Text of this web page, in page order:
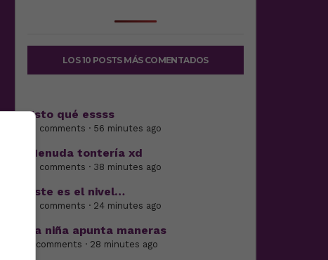
LOS 10 POSTS MÁS COMENTADOS
Esto qué essss
17 comments · 56 minutes ago
Menuda tontería xd
10 comments · 38 minutes ago
Este es el nivel…
18 comments · 24 minutes ago
La niña apunta maneras
4 comments · 28 minutes ago